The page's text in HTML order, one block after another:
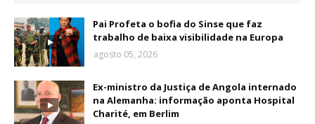
Pai Profeta o bofia do Sinse que faz
trabalho de baixa visibilidade na Europa
agosto 05, 2026
Ex-ministro da Justiça de Angola internado
na Alemanha: informação aponta Hospital
Charité, em Berlim